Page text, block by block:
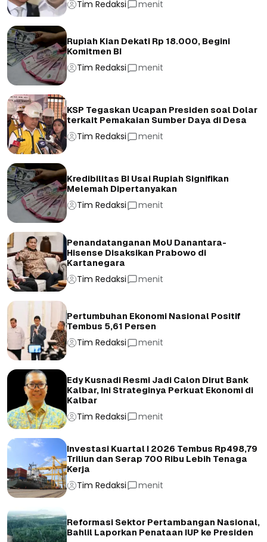
Tim Redaksi menit
Rupiah Kian Dekati Rp 18.000, Begini
Komitmen BI
Tim Redaksi menit
KSP Tegaskan Ucapan Presiden soal Dolar
terkait Pemakaian Sumber Daya di Desa
Tim Redaksi menit
Kredibilitas BI Usai Rupiah Signifikan
Melemah Dipertanyakan
Tim Redaksi menit
Penandatanganan MoU Danantara-
Hisense Disaksikan Prabowo di
Kartanegara
Tim Redaksi menit
Pertumbuhan Ekonomi Nasional Positif
Tembus 5,61 Persen
Tim Redaksi menit
Edy Kusnadi Resmi Jadi Calon Dirut Bank
Kalbar, Ini Strateginya Perkuat Ekonomi di
Kalbar
Tim Redaksi menit
Investasi Kuartal I 2026 Tembus Rp498,79
Triliun dan Serap 700 Ribu Lebih Tenaga
Kerja
Tim Redaksi menit
Reformasi Sektor Pertambangan Nasional,
Bahlil Laporkan Penataan IUP ke Presiden